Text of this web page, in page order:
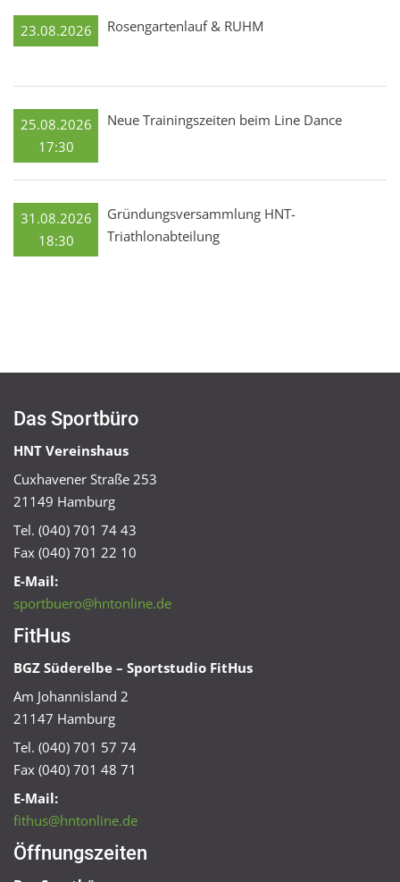
23.08.2026 Rosengartenlauf & RUHM
25.08.2026
17:30
Neue Trainingszeiten beim Line Dance
31.08.2026
18:30
Gründungsversammlung HNT-
Triathlonabteilung
Das Sportbüro
HNT Vereinshaus
Cuxhavener Straße 253
21149 Hamburg
Tel. (040) 701 74 43
Fax (040) 701 22 10
E-Mail:
sportbuero@hntonline.de
FitHus
BGZ Süderelbe – Sportstudio FitHus
Am Johannisland 2
21147 Hamburg
Tel. (040) 701 57 74
Fax (040) 701 48 71
E-Mail:
fithus@hntonline.de
Öffnungszeiten